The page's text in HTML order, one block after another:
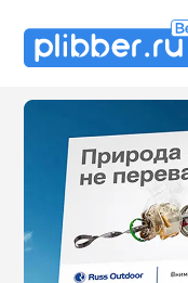
Some SEO Title